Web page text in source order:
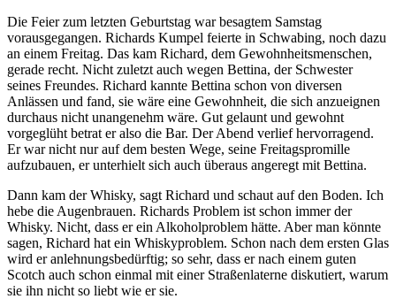
Die Feier zum letzten Geburtstag war besagtem Samstag
vorausgegangen. Richards Kumpel feierte in Schwabing, noch dazu
an einem Freitag. Das kam Richard, dem Gewohnheitsmenschen,
gerade recht. Nicht zuletzt auch wegen Bettina, der Schwester
seines Freundes. Richard kannte Bettina schon von diversen
Anlässen und fand, sie wäre eine Gewohnheit, die sich anzueignen
durchaus nicht unangenehm wäre. Gut gelaunt und gewohnt
vorgeglüht betrat er also die Bar. Der Abend verlief hervorragend.
Er war nicht nur auf dem besten Wege, seine Freitagspromille
aufzubauen, er unterhielt sich auch überaus angeregt mit Bettina.
Dann kam der Whisky, sagt Richard und schaut auf den Boden. Ich
hebe die Augenbrauen. Richards Problem ist schon immer der
Whisky. Nicht, dass er ein Alkoholproblem hätte. Aber man könnte
sagen, Richard hat ein Whiskyproblem. Schon nach dem ersten Glas
wird er anlehnungsbedürftig; so sehr, dass er nach einem guten
Scotch auch schon einmal mit einer Straßenlaterne diskutiert, warum
sie ihn nicht so liebt wie er sie.